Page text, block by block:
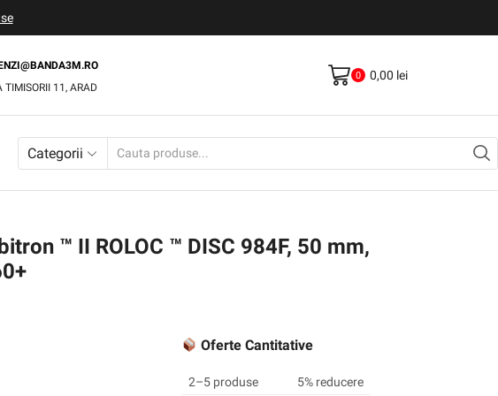
TIMISORII 11, ARAD
0 0,00 lei
Categorii
™ II ROLOC ™ DISC 984F, 50 mm,
Oferte Cantitative
2–5 produse
5% reducere